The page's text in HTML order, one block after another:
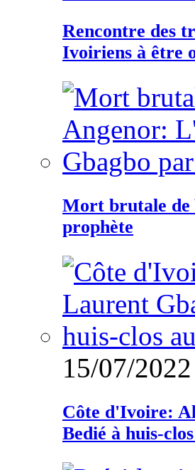
Rencontre des
Ivoiriens à être
Mort brutale de
prophète
15/07/2022
Côte d'Ivoire:
Bedié à huis-